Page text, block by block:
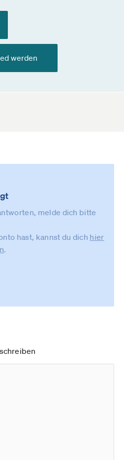
werden
melde dich bitte
hast, kannst du dich hier
.